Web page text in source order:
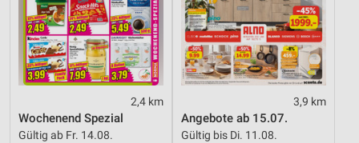
2,4 km
Wochenend Spezial
Gültig ab Fr. 14.08.
3,9 km
Angebote ab 15.07.
Gültig bis Di. 11.08.